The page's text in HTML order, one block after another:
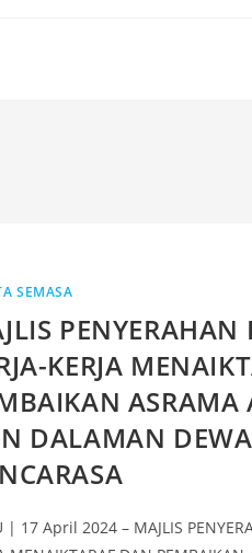
SEMASA
PENYERAHAN
KERJA
ASRAMA
DALAMAN
| 17 April 2024 – MAJLIS